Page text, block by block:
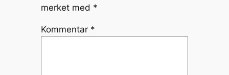
merket med *
Kommentar *